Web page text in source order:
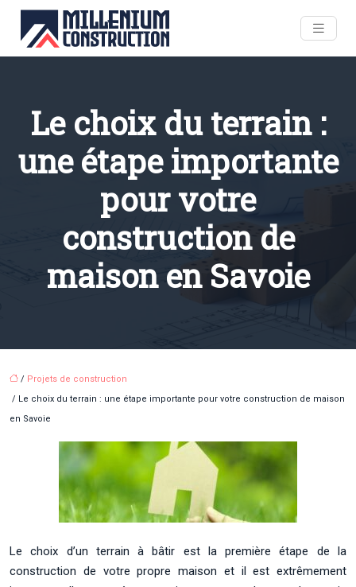
Le choix du terrain :
une étape importante
pour votre
construction de
maison en Savoie
/ Projets de construction
/ Le choix du terrain : une étape importante pour votre construction de maison
en Savoie
Le choix d’un terrain à bâtir est la première étape de la
construction de votre propre maison et il est extrêmement